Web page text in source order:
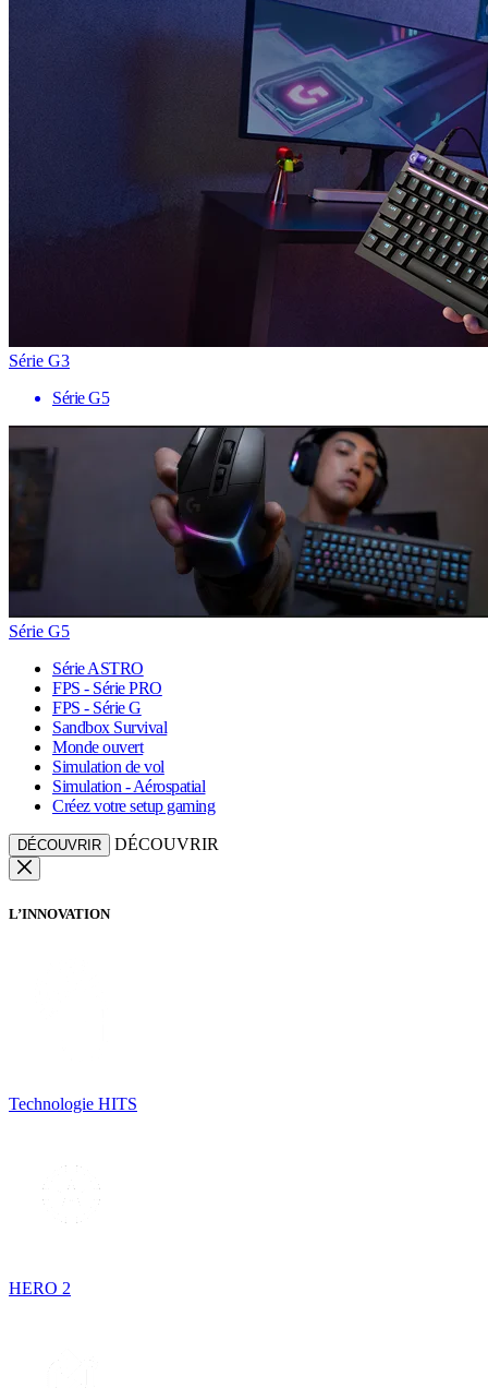
Série G3
Série G5
Série G5
Série ASTRO
FPS - Série PRO
FPS - Série G
Sandbox Survival
Monde ouvert
Simulation de vol
Simulation - Aérospatial
Créez votre setup gaming
DÉCOUVRIR DÉCOUVRIR
L’INNOVATION
Technologie HITS
HERO 2